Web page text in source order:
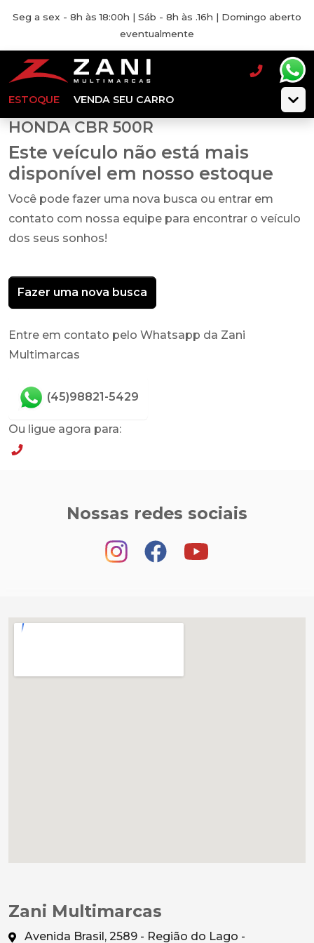
Seg a sex - 8h às 18:00h | Sáb - 8h às .16h | Domingo aberto
eventualmente
ESTOQUE VENDA SEU CARRO
HONDA CBR 500R
Este veículo não está mais
disponível em nosso estoque
Você pode fazer uma nova busca ou entrar em
contato com nossa equipe para encontrar o veículo
dos seus sonhos!
Fazer uma nova busca
Entre em contato pelo Whatsapp da Zani
Multimarcas
(45)98821-5429
Ou ligue agora para:
Nossas redes sociais
Zani Multimarcas
Avenida Brasil, 2589 - Região do Lago -